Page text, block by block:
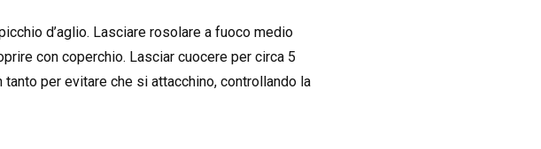
d’aglio. Lasciare rosolare a fuoco medio
con coperchio. Lasciar cuocere per circa 5
per evitare che si attacchino, controllando la